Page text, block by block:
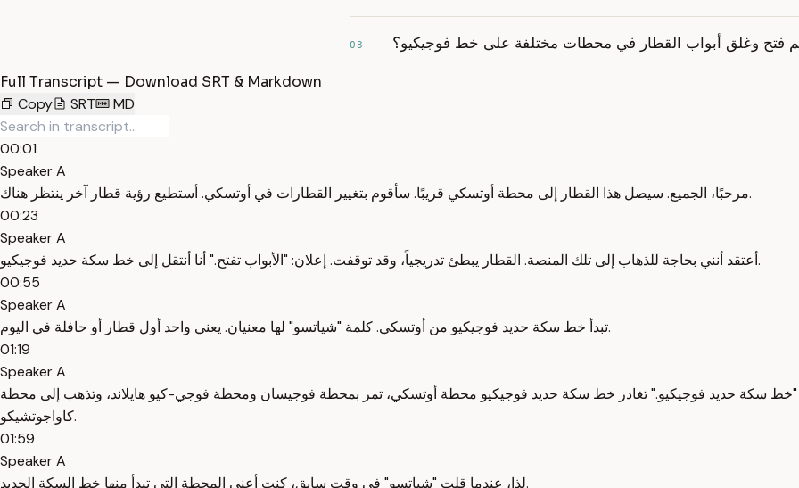
03 فتح وغلق أبواب القطار في محطات مختلفة على خط فوجيكيو؟
Full Transcript — Download SRT & Markdown
Copy
SRT MD
00:01
Speaker A
مرحبًا، الجميع. سيصل هذا القطار إلى محطة أوتسكي قريبًا. سأقوم بتغيير القطارات في أوتسكي. أستطيع رؤية قطار آخر ينتظر هناك.
00:23
Speaker A
أعتقد أنني بحاجة للذهاب إلى تلك المنصة. القطار يبطئ تدريجياً، وقد توقفت. إعلان: "الأبواب تفتح." أنا أنتقل إلى خط سكة حديد فوجيكيو.
00:55
Speaker A
تبدأ خط سكة حديد فوجيكيو من أوتسكي. كلمة "شياتسو" لها معنيان. يعني واحد أول قطار أو حافلة في اليوم.
01:19
Speaker A
"خط سكة حديد فوجيكيو." تغادر خط سكة حديد فوجيكيو محطة أوتسكي، تمر بمحطة فوجيسان ومحطة فوجي-كيو هايلاند، وتذهب إلى محطة
كاواجوتشيكو.
01:59
Speaker A
لذا، عندما قلت "شياتسو" في وقت سابق، كنت أعني المحطة التي تبدأ منها خط السكة الحديد.